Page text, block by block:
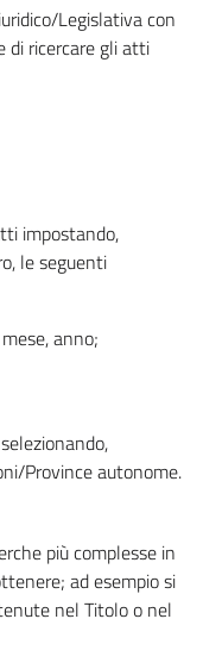
Legislativa con
di ricercare gli atti
impostando,
le seguenti
anno;
Province autonome.
più complesse in
ad esempio si
nel Titolo o nel